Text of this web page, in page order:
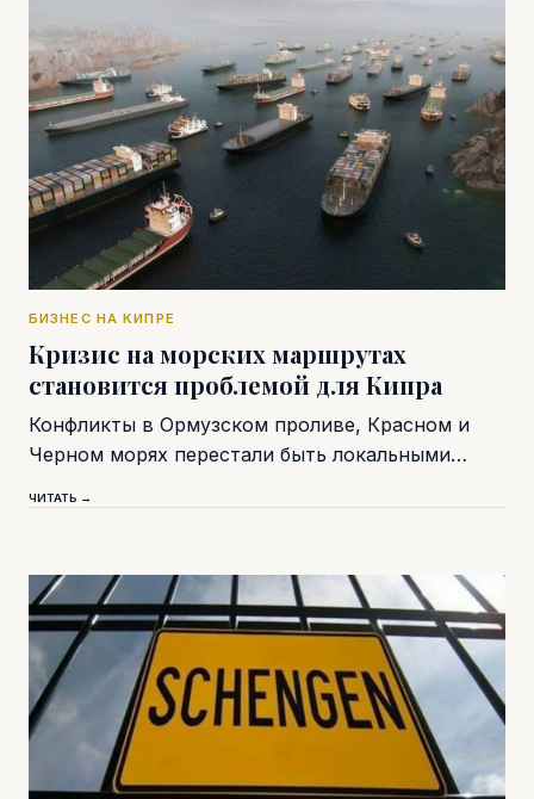
БИЗНЕС НА КИПРЕ
Кризис на морских маршрутах
становится проблемой для Кипра
Конфликты в Ормузском проливе, Красном и
Черном морях перестали быть локальными…
ЧИТАТЬ →